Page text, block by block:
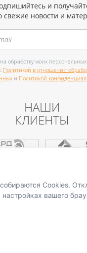
и
свежие новости и
обработку моих
Политикой в отношении
и Политикой
НАШИ
КЛИЕНТЫ
Cookies.
вашего